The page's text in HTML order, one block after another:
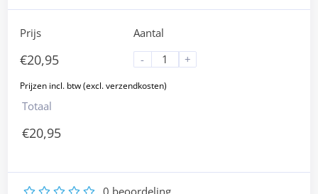
Prijs
€20,95
Aantal
-
+
Totaal
€20,95
0 beoordeling